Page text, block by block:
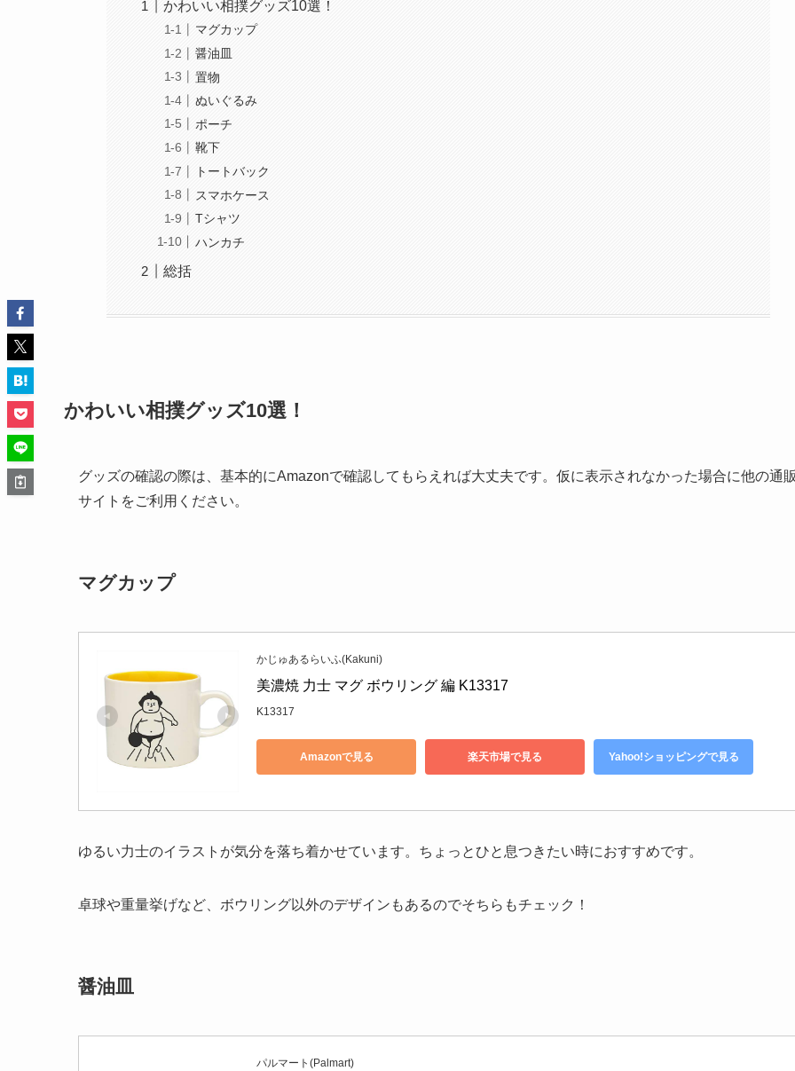
かわいい相撲グッズ10選！
マグカップ
醤油皿
置物
ぬいぐるみ
ポーチ
靴下
トートバック
スマホケース
Tシャツ
ハンカチ
総括
かわいい相撲グッズ10選！
グッズの確認の際は、基本的にAmazonで確認してもらえれば大丈夫です。仮に表示されなかった場合に他の通
サイトをご利用ください。
マグカップ
かじゅあるらいふ(Kakuni)
美濃焼 力士 マグ ボウリング 編 K13317
K13317
Amazonで見る 楽天市場で見る Yahoo!ショッピングで見る
ゆるい力士のイラストが気分を落ち着かせています。ちょっとひと息つきたい時におすすめです。
卓球や重量挙げなど、ボウリング以外のデザインもあるのでそちらもチェック！
醤油皿
パルマート(Palmart)